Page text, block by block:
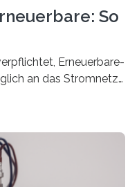
So
Erneuerbare-
an das Stromnetz
Netzausbau hinkt
in einem
– inklusive der